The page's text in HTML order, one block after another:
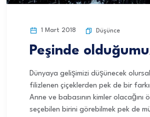
1 Mart 2018 Düşünce
Peşinde
Dünyaya gelişimizi düşünecek
filizlenen çiçeklerden pek de bir
Anne ve babasının kimler olacağını
seçebilen birini görebilmek pek de